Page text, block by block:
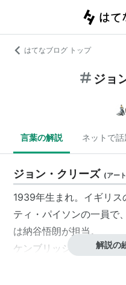
はてなブログ トップ
ジョ
言葉の解説 ネットで話
ジョン・クリーズ (アー
1939年生まれ。イギリ
ティ・パイソンの一員で
は納谷悟朗が担当。
ケンブリッジ大で法律を
解説の